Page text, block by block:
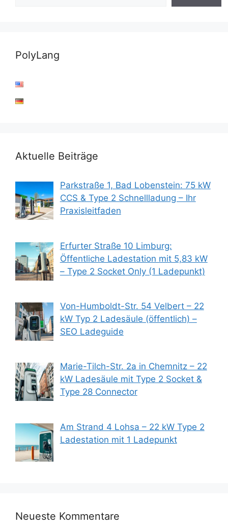
PolyLang
Aktuelle Beiträge
Parkstraße 1, Bad Lobenstein: 75 kW
CCS & Type 2 Schnellladung – Ihr
Praxisleitfaden
Erfurter Straße 10 Limburg:
Öffentliche Ladestation mit 5,83 kW
– Type 2 Socket Only (1 Ladepunkt)
Von-Humboldt-Str. 54 Velbert – 22
kW Typ 2 Ladesäule (öffentlich) –
SEO Ladeguide
Marie-Tilch-Str. 2a in Chemnitz – 22
kW Ladesäule mit Type 2 Socket &
Type 28 Connector
Am Strand 4 Lohsa – 22 kW Type 2
Ladestation mit 1 Ladepunkt
Neueste Kommentare